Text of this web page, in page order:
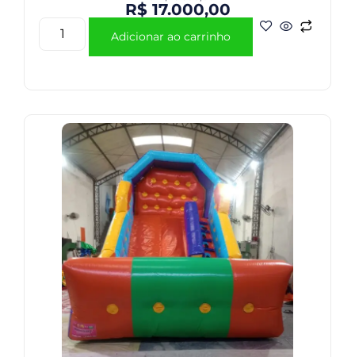
R$17.000,00
Adicionar ao carrinho